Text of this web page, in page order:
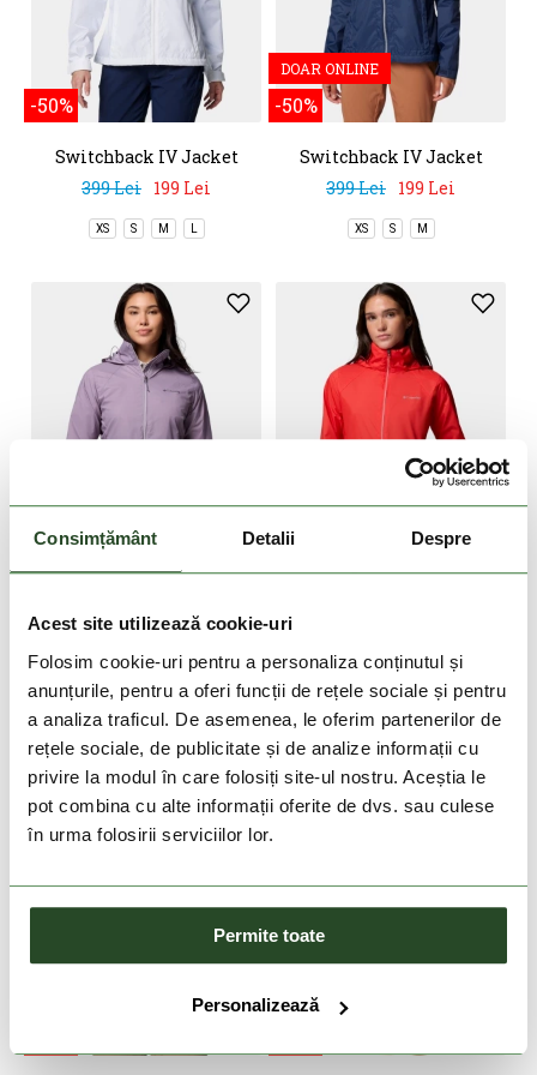
Consimțământ Detalii Despre
Acest site utilizează cookie-uri
Folosim cookie-uri pentru a personaliza conținutul și
anunțurile, pentru a oferi funcții de rețele sociale și pentru
a analiza traficul. De asemenea, le oferim partenerilor de
rețele sociale, de publicitate și de analize informații cu
privire la modul în care folosiți site-ul nostru. Aceștia le
pot combina cu alte informații oferite de dvs. sau culese
în urma folosirii serviciilor lor.
Permite toate
Personalizează
-50%
Switchback IV Jacket
399 Lei 199 Lei
XS S M L
DOAR ONLINE
-50%
Switchback IV Jacket
399 Lei 199 Lei
XS S M
DOAR ONLINE
-50%
Switchback IV Jacket
399 Lei
199 Lei
XS S M XL
-50%
399 Lei 199 Lei
XS S M L